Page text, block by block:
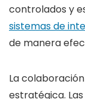
controlados y
sistemas de
de manera
La
estratégica.